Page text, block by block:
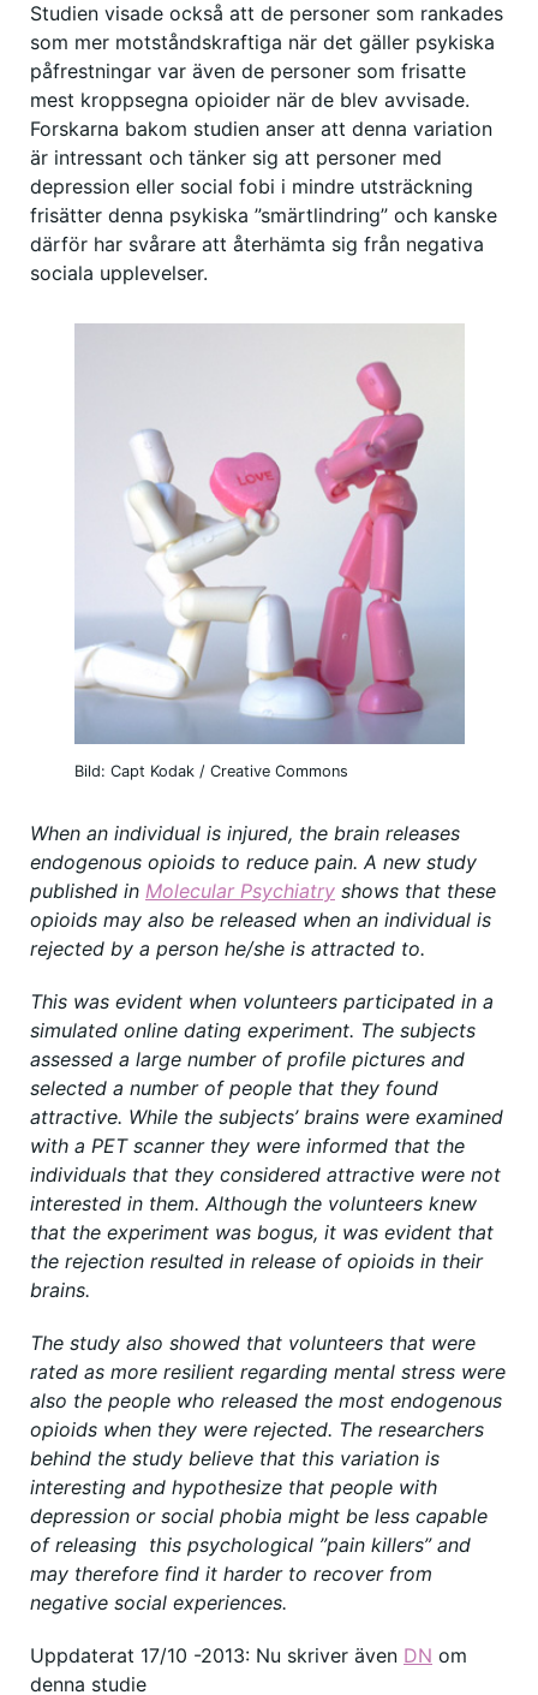
Studien visade också att de personer som rankades
som mer motståndskraftiga när det gäller psykiska
påfrestningar var även de personer som frisatte
mest kroppsegna opioider när de blev avvisade.
Forskarna bakom studien anser att denna variation
är intressant och tänker sig att personer med
depression eller social fobi i mindre utsträckning
frisätter denna psykiska ”smärtlindring” och kanske
därför har svårare att återhämta sig från negativa
sociala upplevelser.
Bild: Capt Kodak / Creative Commons
When an individual is injured, the brain releases
endogenous opioids to reduce pain. A new study
published in Molecular Psychiatry shows that these
opioids may also be released when an individual is
rejected by a person he/she is attracted to.
This was evident when volunteers participated in a
simulated online dating experiment. The subjects
assessed a large number of profile pictures and
selected a number of people that they found
attractive. While the subjects’ brains were examined
with a PET scanner they were informed that the
individuals that they considered attractive were not
interested in them. Although the volunteers knew
that the experiment was bogus, it was evident that
the rejection resulted in release of opioids in their
brains.
The study also showed that volunteers that were
rated as more resilient regarding mental stress were
also the people who released the most endogenous
opioids when they were rejected. The researchers
behind the study believe that this variation is
interesting and hypothesize that people with
depression or social phobia might be less capable
of releasing this psychological ”pain killers” and
may therefore find it harder to recover from
negative social experiences.
Uppdaterat 17/10 -2013: Nu skriver även DN om
denna studie